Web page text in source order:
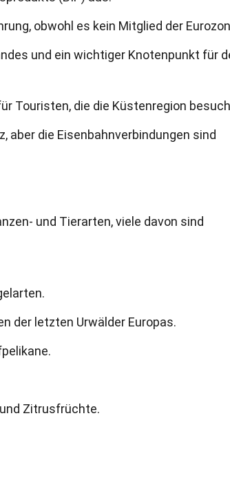
obwohl es kein Mitglied der
und ein wichtiger Knotenpunkt für
Touristen, die die Küstenregion
die Eisenbahnverbindungen sind
und Tierarten, viele davon sind
der letzten Urwälder Europas.
Zitrusfrüchte.